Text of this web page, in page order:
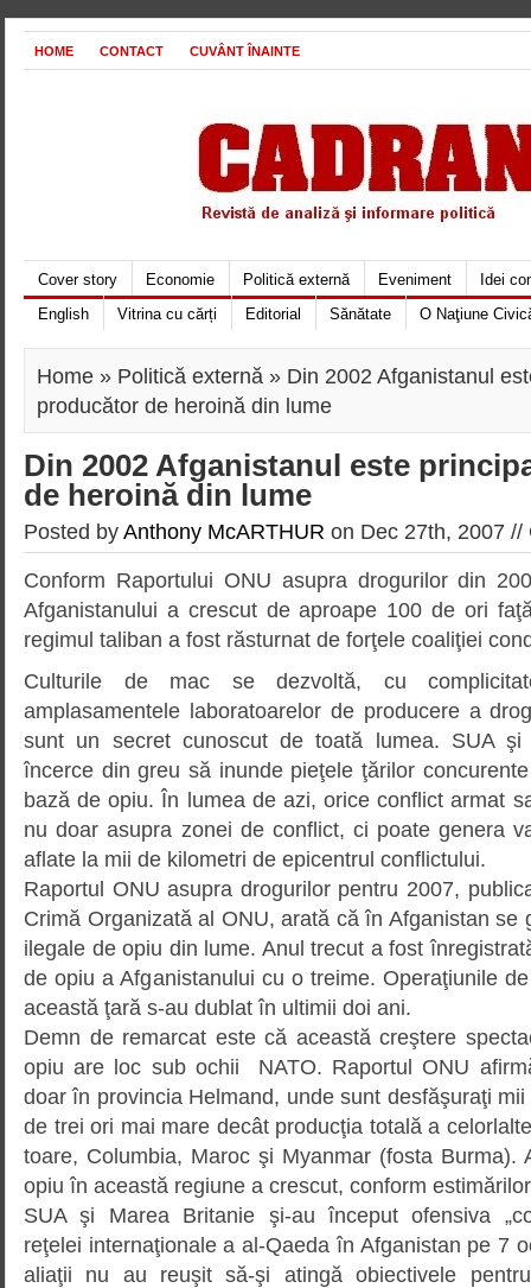
HOME CONTACT CUVÂNT ÎNAINTE
Cover story Economie Politică externă Eveniment
Idei
English
Vitrina cu cărți Editorial Sănătate O Naţiune
Home » Politică externă » Din 2002 Afganistanul
producător de heroină din lume
Din 2002 Afganistanul este
de heroină din lume
Posted byAnthony McARTHUR on Dec 27th, 2007 //
Conform Raportului ONU asupra drogurilor din
Afganistanului a crescut de aproape 100 de ori
regimul taliban a fost răsturnat de forţele coaliţiei
Culturile de mac se dezvoltă, cu
amplasamentele laboratoarelor de producere a
sunt un secret cunoscut de toată lumea. SUA
încerce din greu să inunde pieţele ţărilor
bază de opiu. În lumea de azi, orice conflict armat
nu doar asupra zonei de conflict, ci poate genera
aflate la mii de kilometri de epicentrul con­flictului.
Raportul ONU asupra drogurilor pentru 2007,
Crimă Organizată al ONU, arată că în Afganistan se
ilegale de opiu din lume. Anul trecut a fost
de opiu a Afganistanului cu o treime. Operaţiunile
această ţară s-au dublat în ultimii doi ani.
Demn de remarcat este că această creştere
opiu are loc sub ochii NATO. Raportul ONU
doar în provincia Helmand, unde sunt des­făşuraţi
de trei ori mai mare decât producţia totală a
toa­re, Columbia, Maroc şi Myanmar (fosta Burma).
opiu în această regiune a crescut, conform
SUA şi Marea Britanie şi-au început ofensiva
reţelei internaţionale a al-Qaeda în Afganistan pe 7
aliaţii nu au reuşit să-şi atingă obiectivele